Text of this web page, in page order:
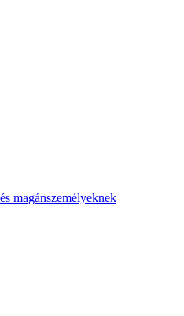
magánszemélyeknek